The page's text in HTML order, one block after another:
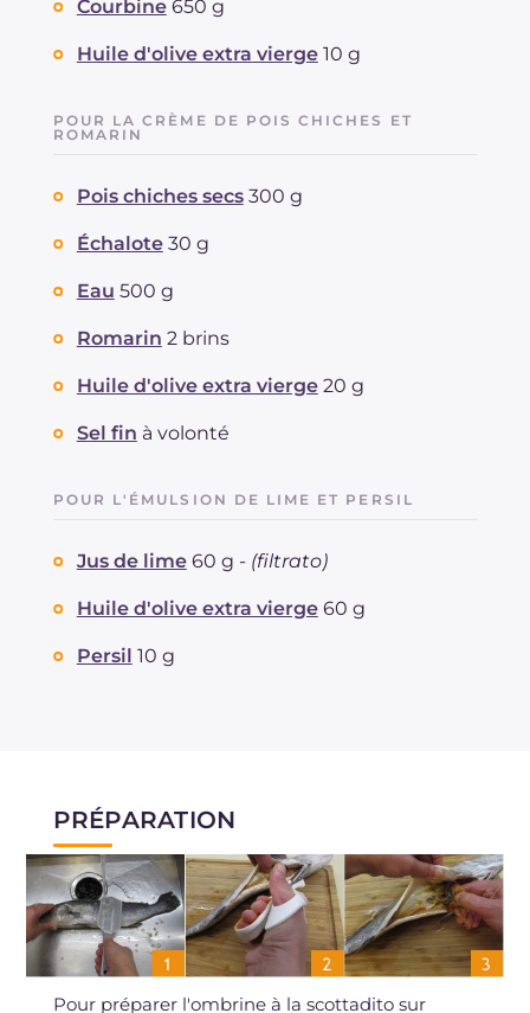
Graisses
Fibre
Sodium mg
Courbine 650 g
Huile d'olive extra vierge 10 g
POUR LA CRÈME DE POIS CHICHES ET
ROMARIN
Pois chiches secs 300 g
Échalote 30 g
Eau 500 g
Romarin 2 brins
Huile d'olive extra vierge 20 g
Sel fin à volonté
POUR L'ÉMULSION DE LIME ET PERSIL
Jus de lime 60 g - (filtrato)
Huile d'olive extra vierge 60 g
Persil 10 g
PRÉPARATION
Pour préparer l'ombrine à la scottadito sur